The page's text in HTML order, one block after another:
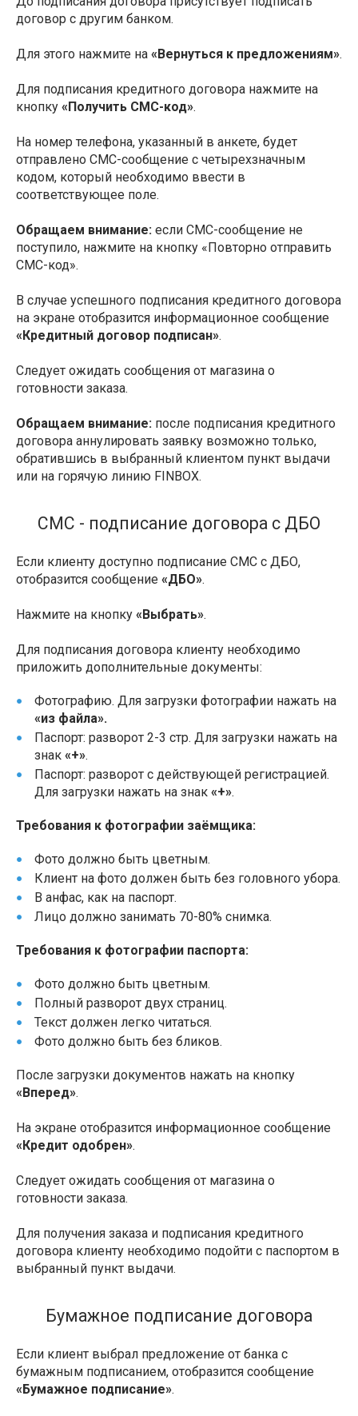
договор с другим банком.
Для этого нажмите на «Вернуться к предложениям».
Для подписания кредитного договора нажмите на
кнопку «Получить СМС-код».
На номер телефона, указанный в анкете, будет
отправлено СМС-сообщение с четырехзначным
кодом, который необходимо ввести в
соответствующее поле.
Обращаем внимание: если СМС-сообщение не
поступило, нажмите на кнопку «Повторно отправить
СМС-код».
В случае успешного подписания кредитного договора
на экране отобразится информационное сообщение
«Кредитный договор подписан».
Следует ожидать сообщения от магазина о
готовности заказа.
Обращаем внимание: после подписания кредитного
договора аннулировать заявку возможно только,
обратившись в выбранный клиентом пункт выдачи
или на горячую линию FINBOX.
СМС - подписание договора с ДБО
Если клиенту доступно подписание СМС с ДБО,
отобразится сообщение «ДБО».
Нажмите на кнопку «Выбрать».
Для подписания договора клиенту необходимо
приложить дополнительные документы:
Фотографию. Для загрузки фотографии нажать на
«из файла».
Паспорт: разворот 2-3 стр. Для загрузки нажать на
знак «+».
Паспорт: разворот с действующей регистрацией.
Для загрузки нажать на знак «+».
Требования к фотографии заёмщика:
Фото должно быть цветным.
Клиент на фото должен быть без головного убора.
В анфас, как на паспорт.
Лицо должно занимать 70-80% снимка.
Требования к фотографии паспорта:
Фото должно быть цветным.
Полный разворот двух страниц.
Текст должен легко читаться.
Фото должно быть без бликов.
После загрузки документов нажать на кнопку
«Вперед».
На экране отобразится информационное сообщение
«Кредит одобрен».
Следует ожидать сообщения от магазина о
готовности заказа.
Для получения заказа и подписания кредитного
договора клиенту необходимо подойти с паспортом в
выбранный пункт выдачи.
Бумажное подписание договора
Если клиент выбрал предложение от банка с
бумажным подписанием, отобразится сообщение
«Бумажное подписание».